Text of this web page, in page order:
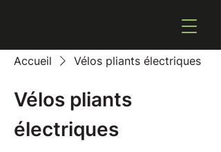
Accueil Vélos pliants électriques
Vélos pliants
électriques